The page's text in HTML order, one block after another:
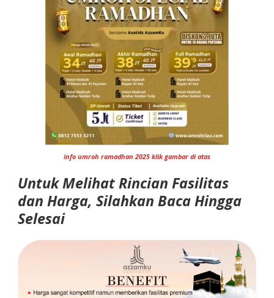
info umroh ramadhan 2025 klik gambar di atas
Untuk Melihat Rincian Fasilitas
dan Harga, Silahkan Baca Hingga
Selesai